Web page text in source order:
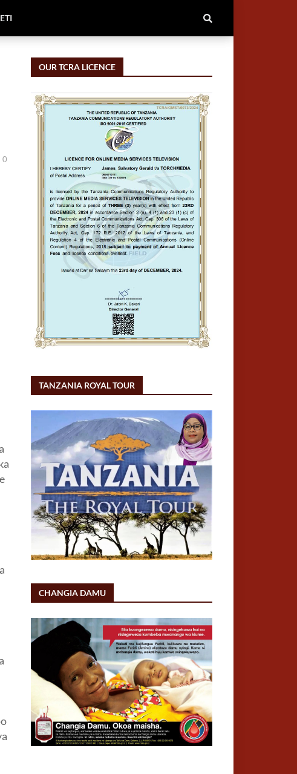
0
OUR TCRA LICENCE
TANZANIA ROYAL TOUR
CHANGIA DAMU